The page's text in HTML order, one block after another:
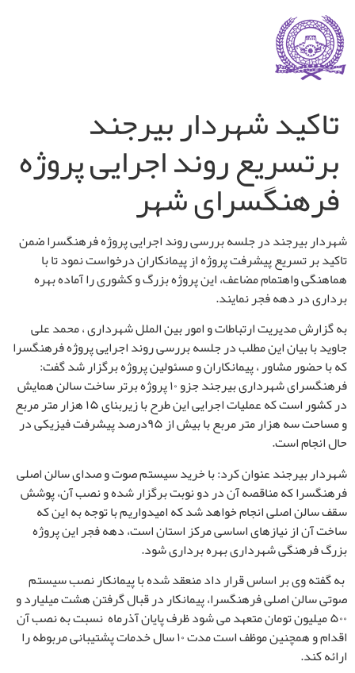
تاکید شهردار بیرجند
برتسریع روند اجرایی پروژه
فرهنگسرای شهر
شهردار بیرجند در جلسه بررسی روند اجرایی پروژه فرهنگسرا ضمن
تاکید بر تسریع پیشرفت پروژه از پیمانکاران درخواست نمود تا با
هماهنگی واهتمام مضاعف، این پروژه بزرگ و کشوری را آماده بهره
برداری در دهه فجر نمایند.
به گزارش مدیریت ارتباطات و امور بین الملل شهرداری ، محمد علی
جاوید با بیان این مطلب در جلسه بررسی روند اجرایی پروژه فرهنگسرا
که با حضور مشاور ، پیمانکاران و مسئولین پروژه برگزار شد گفت:
فرهنگسرای شهرداری بیرجند جزو ۱۰ پروژه برتر ساخت سالن همایش
در کشور است که عملیات اجرایی این طرح با زیربنای ۱۵ هزار متر مربع
و مساحت سه هزار متر مربع با بیش از ۹۵درصد پیشرفت فیزیکی در
حال انجام است.
شهردار بیرجند عنوان کرد: با خرید سیستم صوت و صدای سالن اصلی
فرهنگسرا که مناقصه آن در دو نوبت برگزار شده و نصب آن، پوشش
سقف سالن اصلی انجام خواهد شد که امیدواریم با توجه به این که
ساخت آن از نیازهای اساسی مرکز استان است، دهه فجر این پروژه
بزرگ فرهنگی شهرداری بهره برداری شود.
به گفته وی بر اساس قرار داد منعقد شده با پیمانکار نصب سیستم
صوتی سالن اصلی فرهنگسرا، پیمانکار در قبال گرفتن هشت میلیارد و
۵۰۰ میلیون تومان متعهد می شود ظرف پایان آذرماه نسبت به نصب آن
اقدام و همچنین موظف است مدت ۱۰ سال خدمات پشتیبانی مربوطه را
ارائه کند.